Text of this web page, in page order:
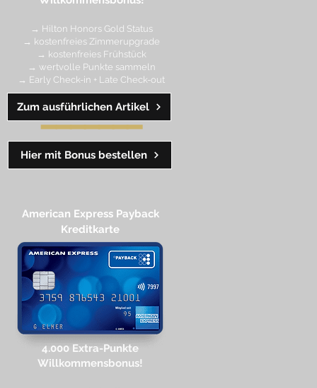
→ Hilton Honors Gold Status
→ kostenfreies Zimmerupgrade
→ kostenfreies Frühstück
→ wertvolle Punkte sammeln
→ Early Check-in + Late Check-out
━━━━━━━
Hier mit Bonus bestellen
Zum ausführlichen Artikel
American Express Payback
Kreditkarte​
4.000 Extra-Punkte
Willkommensbonus!